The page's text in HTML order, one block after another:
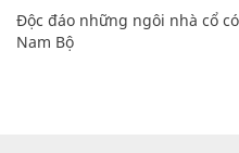
Độc đáo những ngôi nhà cổ
Nam Bộ